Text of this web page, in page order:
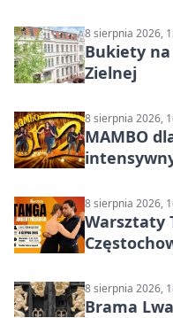
8 sierpnia 2026,
Bukiety
Zielnej
8 sierpnia 2026,
MAMBO
8 sierpnia 2026,
Warsztaty
8 sierpnia 2026,
Brama